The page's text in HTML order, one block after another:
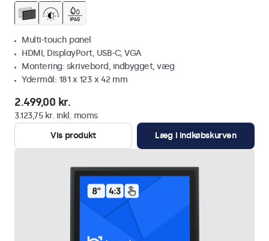
Multi-touch panel
HDMI, DisplayPort, USB-C, VGA
Montering: skrivebord, indbygget, væg
Ydermål: 181 x 123 x 42 mm
2.499,00 kr.
3.123,75 kr. inkl. moms
Vis produkt
Læg i indkøbskurven